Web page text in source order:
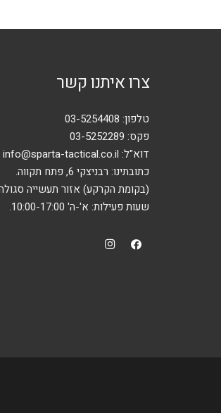
לבחור
צרו איתנו קשר
טלפון: 03-5254408
פקס: 03-5252289
דוא"ל: info@sparta-tactical.co.il
כתובתינו: רבניצקי 6, פתח תקווה.
(בקומת הקרקע) אזור תעשייה
שעות פעילות: א'-ה' 10:00-17:00.